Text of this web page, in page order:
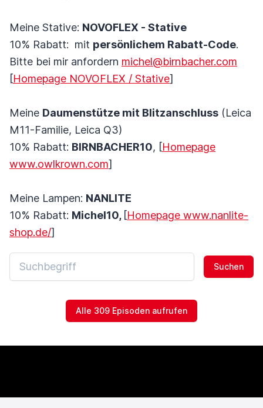
Meine Stative: NOVOFLEX - Stative
10% Rabatt: mit persönlichem Rabatt-Code.
Bitte bei mir anfordern michel@birnbacher.com
[Homepage NOVOFLEX / Stative]
Meine Daumenstütze mit Blitzanschluss (Leica
M11-Familie, Leica Q3)
10% Rabatt: BIRNBACHER10, [Homepage
www.owlkrown.com]
Meine Lampen: NANLITE
10% Rabatt: Michel10, [Homepage www.nanlite-
shop.de/]
Suchen
Alle 309 Episoden aufrufen